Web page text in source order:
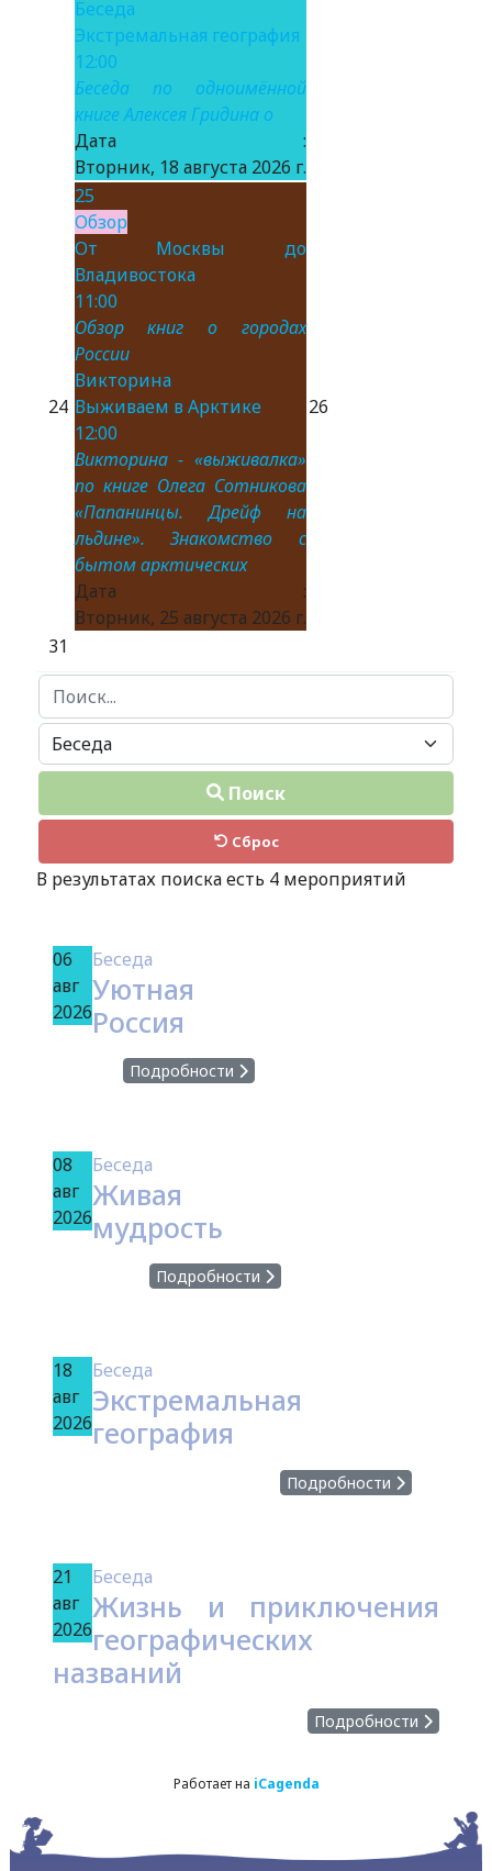
Беседа
Экстремальная география
12:00
Беседа по одноимённой
книге Алексея Гридина о
Дата :
Вторник, 18 августа 2026 г.
24
25
Обзор
От Москвы до
Владивостока
11:00
Обзор книг о городах
России
Викторина
Выживаем в Арктике
12:00
Викторина - «выживалка»
по книге Олега Сотникова
«Папанинцы. Дрейф на
льдине». Знакомство с
бытом арктических
Дата :
Вторник, 25 августа 2026 г.
26
31
Поиск...
Поиск
Сброс
В результатах поиска есть 4 мероприятий
06
авг
2026
Беседа
Уютная
Россия
Подробности
08
авг
2026
Беседа
Живая
мудрость
Подробности
18
авг
2026
Беседа
Экстремальная
география
Подробности
21
авг
2026
Беседа
Жизнь и приключения
географических
названий
Подробности
Работает на iCagenda